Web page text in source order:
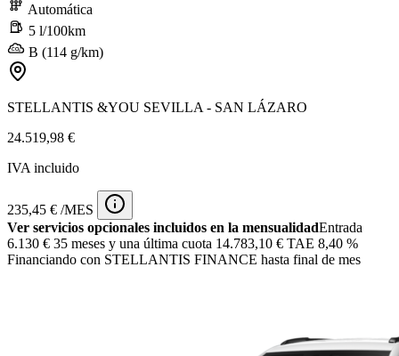
Automática
5 l/100km
B (114 g/km)
STELLANTIS &YOU SEVILLA - SAN LÁZARO
24.519,98 €
IVA incluido
235,45 € /MES
Ver servicios opcionales incluidos en la mensualidadEntrada
6.130 € 35 meses y una última cuota 14.783,10 € TAE 8,40 %
Financiando con STELLANTIS FINANCE hasta final de mes